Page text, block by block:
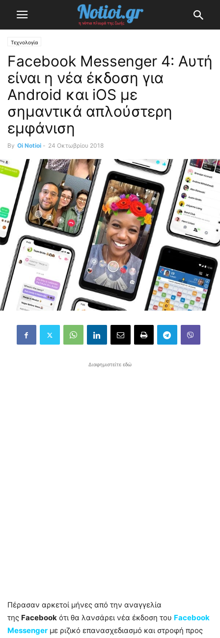
Τεχνολογία
Facebook Messenger 4: Αυτή
είναι η νέα έκδοση για
Android και iOS με
σημαντικά απλούστερη
εμφάνιση
By Oi Notioi - 24 Οκτωβρίου 2018
Διαφημιστείτε εδώ
Πέρασαν αρκετοί μήνες από την αναγγελία
της Facebook ότι θα λανσάρει νέα έκδοση του Facebook
Messenger με ριζικό επανασχεδιασμό και στροφή προς